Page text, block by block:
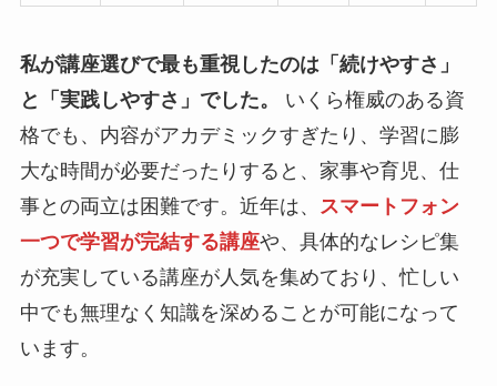
私が講座選びで最も重視したのは「 続けやすさ 」
と「 実践しやすさ 」でした。
いくら権威のある資
格でも、内容がアカデミックすぎたり、学習に膨
大な時間が必要だったりすると、家事や育児、仕
事との両立は困難です。近年は、
スマートフォン
一つで学習が完結する講座や、具体的なレシピ集
が充実している講座が人気を集めており、忙しい
中でも無理なく知識を深めることが可能になって
います。